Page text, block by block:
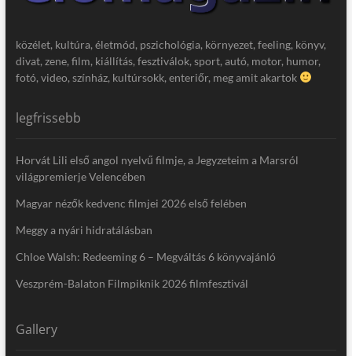
közélet, kultúra, életmód, pszichológia, környezet, feeling, könyv,
divat, zene, film, kiállítás, fesztiválok, sport, autó, motor, humor,
fotó, video, színház, kultúrsokk, enteriőr, meg amit akartok
legfrissebb
Horvát Lili első angol nyelvű filmje, a Jegyzeteim a Marsról
világpremierje Velencében
Magyar nézők kedvenc filmjei 2026 első felében
Meggy a nyári hidratálásban
Chloe Walsh: Redeeming 6 – Megváltás 6 könyvajánló
Veszprém-Balaton Filmpiknik 2026 filmfesztivál
Gallery